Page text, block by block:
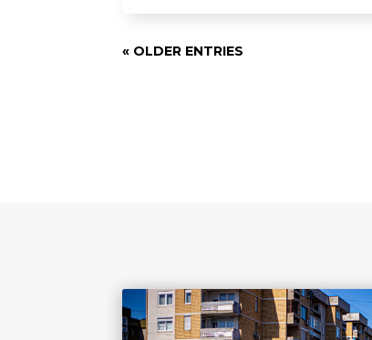
« OLDER ENTRIES